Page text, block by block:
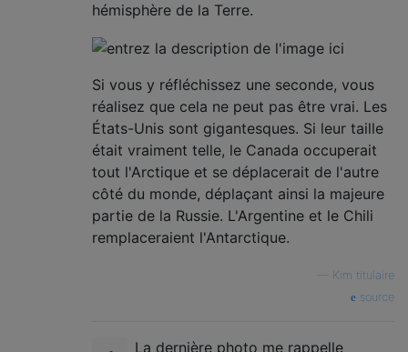
hémisphère de la Terre.
Si vous y réfléchissez une seconde, vous
réalisez que cela ne peut pas être vrai. Les
États-Unis sont gigantesques. Si leur taille
était vraiment telle, le Canada occuperait
tout l'Arctique et se déplacerait de l'autre
côté du monde, déplaçant ainsi la majeure
partie de la Russie. L'Argentine et le Chili
remplaceraient l'Antarctique.
Kim titulaire
source
La dernière photo me rappelle